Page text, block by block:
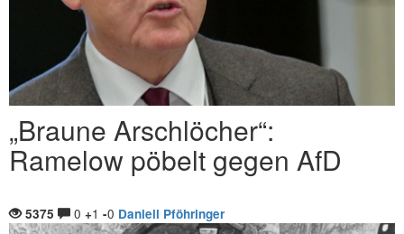
„Braune Arschlöcher“:
Ramelow pöbelt gegen AfD
5375 0 +1 -0 Daniell Pföhringer